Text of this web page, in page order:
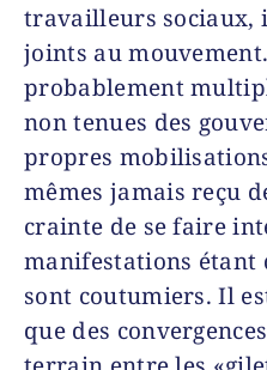
travailleurs sociaux,
joints au
probablement
non tenues des
propres
mêmes jamais reçu
crainte de se faire
manifestations
sont coutumiers. Il
que des